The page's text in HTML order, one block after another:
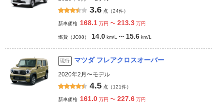
3.6 点（24件）
新車価格 168.1 万円 〜 213.3 万円
燃費（JC08） 14.0 km/L 〜 15.6 km/L
現行 マツダ フレアクロスオーバー
2020年2月〜モデル
4.5 点（121件）
新車価格 161.0 万円 〜 227.6 万円